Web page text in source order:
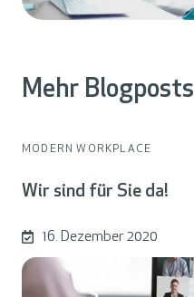
Mehr Blogposts
MODERN WORKPLACE
Wir sind für Sie da!
16. Dezember 2020